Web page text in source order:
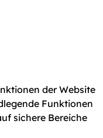
der Website
Funktionen
sichere Bereiche